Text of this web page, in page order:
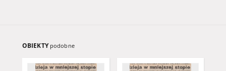
OBIEKTY podobne